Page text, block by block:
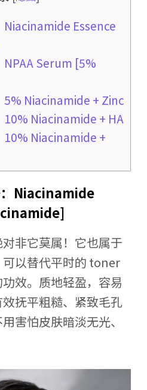
Niacinamide Essence
NPAA Serum [5%
5% Niacinamide + Zinc
10% Niacinamide + HA
10% Niacinamide +
Niacinamide
非它莫属！它也属于
以替代平时的 toner
效。质地轻盈，容易
抚平粗糙、紧致毛孔
害怕皮肤暗淡无光、